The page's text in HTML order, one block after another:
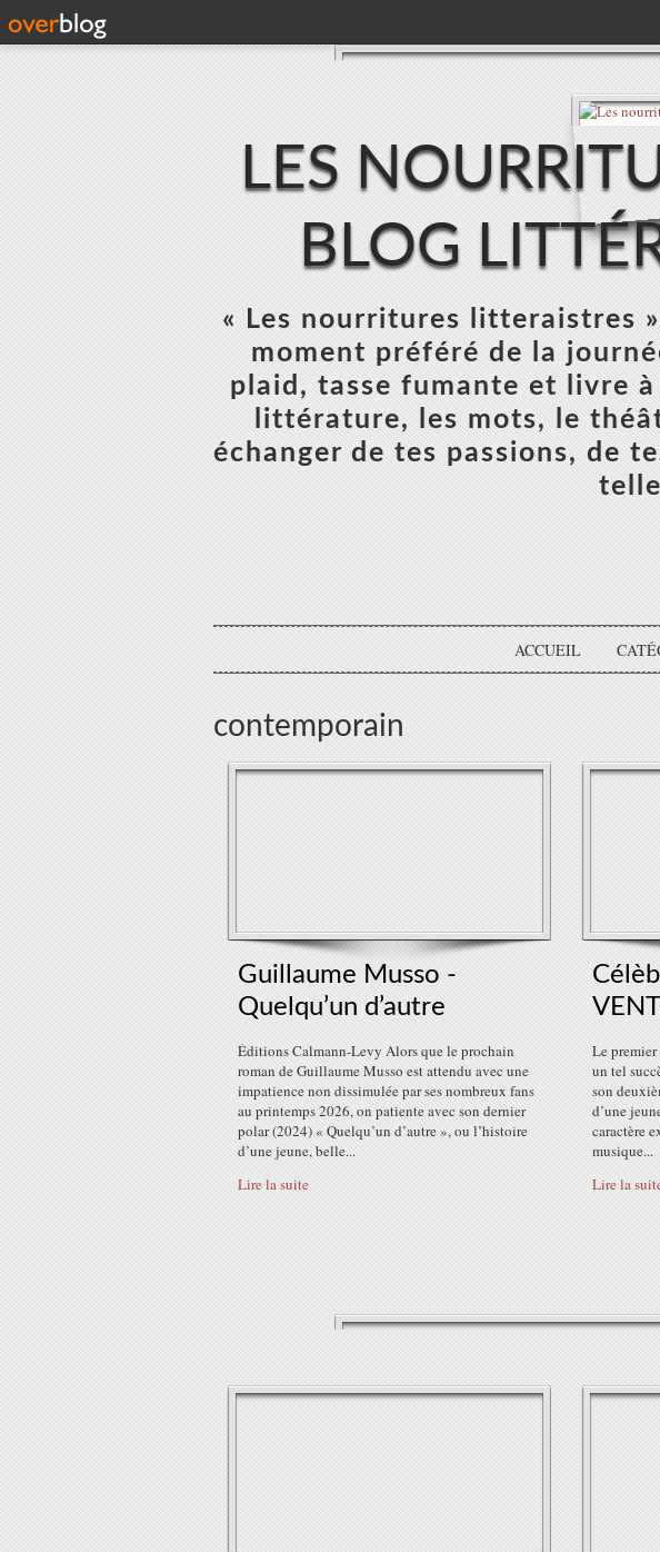
LES
BLOG
« Les nourritures litteraistres
moment préféré de la
plaid, tasse fumante et livre
littérature, les mots, le
échanger de tes passions, de
ACCUEIL
contemporain
Guillaume Musso -
Quelqu’un d’autre
Éditions Calmann-Levy Alors que le prochain
roman de Guillaume Musso est attendu avec une
impatience non dissimulée par ses nombreux fans
au printemps 2026, on patiente avec son dernier
polar (2024) « Quelqu’un d’autre », ou l’histoire
d’une jeune, belle...
Lire la suite
Le
un tel
son
d’une
caractère
musique...
Lire la